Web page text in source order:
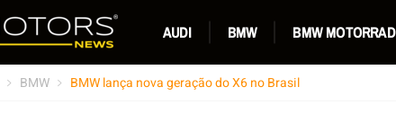
AUDI BMW BMW MOTORRAD
BMW BMW lança nova geração do X6 no Brasil